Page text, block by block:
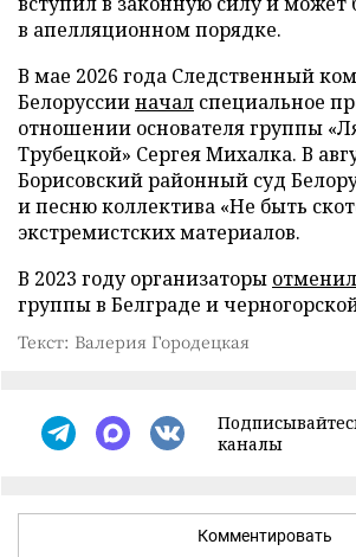
в апелляционном порядке.
В мае 2026 года Следственный
Белоруссииначал специальное
отношении основателя группы
Трубецкой» Сергея Михалка. В
Борисовский районный суд
и песню коллектива «Не быть
экстремистских материалов.
В 2023 году организаторы
группы в Белграде и
Текст: Валерия Городецкая
каналы
Комментировать